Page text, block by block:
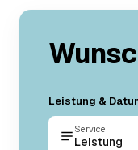
Leistung &
Service
Leistung